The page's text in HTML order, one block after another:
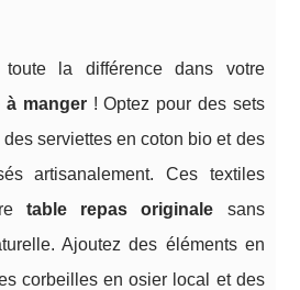
toute la différence dans votre
à manger! Optez pour des sets
serviettes en coton bio et des
artisanalement. Ces textiles
table repas originale sans
Ajoutez des éléments en
corbeilles en osier local et des